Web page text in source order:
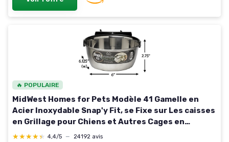
🔥 POPULAIRE
MidWest Homes for Pets Modèle 41 Gamelle en
Acier Inoxydable Snap'y Fit, se Fixe sur Les caisses
en Grillage pour Chiens et Autres Cages en
Grillage ; 1 L pour Chiens et Chats, Argent Argenté
★★★★★
★★★★★ 4,4/5 — 24192 avis